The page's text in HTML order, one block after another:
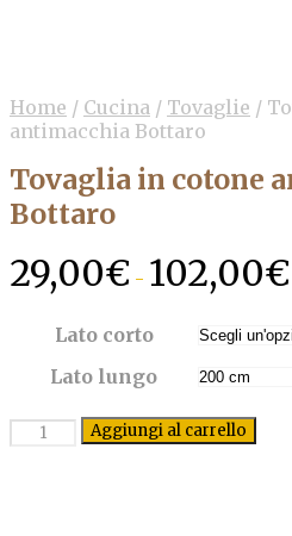
Home / Cucina / Tovaglie /
antimacchia Bottaro
Tovaglia in cotone
Bottaro
29,00€ - 102,00€
Lato corto
Lato lungo
QuantitàAggiungi al carrello